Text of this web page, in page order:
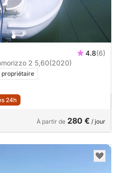
4.8(6)
permis Gommorizzo 2 5,60(2020)
propriétaire
24h
À partir de 280 € / jour